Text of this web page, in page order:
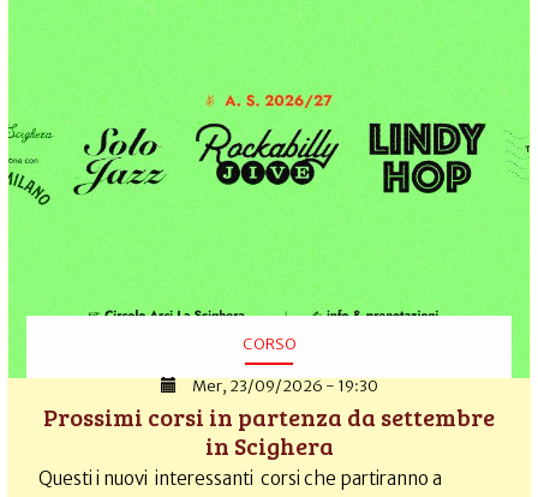
CORSO
Mer, 23/09/2026 - 19:30
Prossimi corsi in partenza da settembre
in Scighera
Questi i nuovi interessanti corsi che partiranno a